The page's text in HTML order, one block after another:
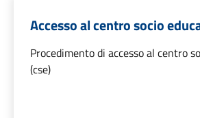
Accesso al centro socio
Procedimento di accesso al centro
(cse)